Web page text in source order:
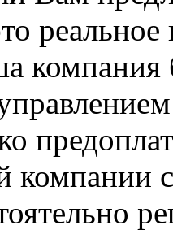
компания
компании